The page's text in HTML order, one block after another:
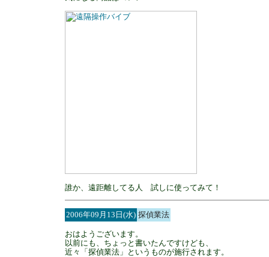
誰か、遠距離してる人 試しに使ってみて！
2006年09月13日(水) 探偵業法
おはようございます。
以前にも、ちょっと書いたんですけども、
近々「探偵業法」というものが施行されます。